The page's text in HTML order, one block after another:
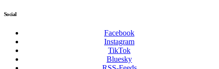
Social
Facebook
Instagram
TikTok
Bluesky